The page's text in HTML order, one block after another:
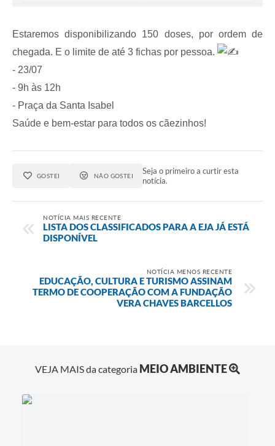
Estaremos disponibilizando 150 doses, por ordem de
chegada. E o limite de até 3 fichas por pessoa.
- 23/07
- 9h às 12h
- Praça da Santa Isabel
Saúde e bem-estar para todos os cãezinhos!
GOSTEI NÃO GOSTEI
Seja o primeiro a curtir esta
notícia.
NOTÍCIA MAIS RECENTE
LISTA DOS CLASSIFICADOS PARA A EJA JÁ ESTÁ
DISPONÍVEL
NOTÍCIA MENOS RECENTE
EDUCAÇÃO, CULTURA E TURISMO ASSINAM
TERMO DE COOPERAÇÃO COM A FUNDAÇÃO
VERA CHAVES BARCELLOS
VEJA MAIS da categoria MEIO AMBIENTE